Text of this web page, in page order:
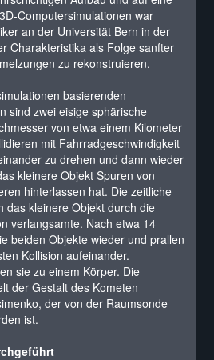
Computersimulationen war
an der Universität Bern in der
Charakteristika als Folge sanfter
zu rekonstruieren.
basierenden
sind zwei eisige sphärische
von etwa einem Kilometer
mit Fahrradgeschwindigkeit
zu drehen und dann wieder
kleinere Objekt Spuren von
hinterlassen hat. Die zeitliche
das kleinere Objekt durch die
verlangsamte. Nach etwa 14
beiden Objekte wieder und prallen
Kollision aufeinander.
sie zu einem Körper. Die
der Gestalt des Kometen
der von der Raumsonde
ist.